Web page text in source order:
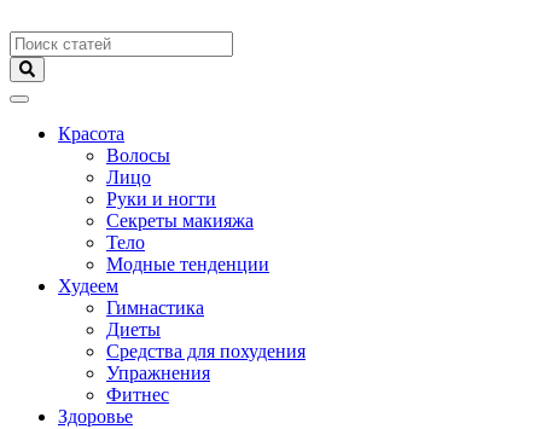
Меню
Красота
Волосы
Лицо
Руки и ногти
Секреты макияжа
Тело
Модные тенденции
Худеем
Гимнастика
Диеты
Средства для похудения
Упражнения
Фитнес
Здоровье